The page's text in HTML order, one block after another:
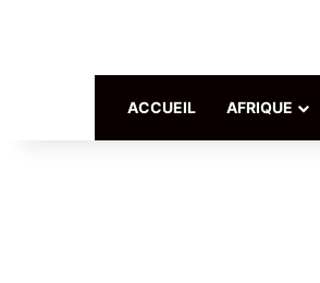
ACCUEIL AFRIQUE